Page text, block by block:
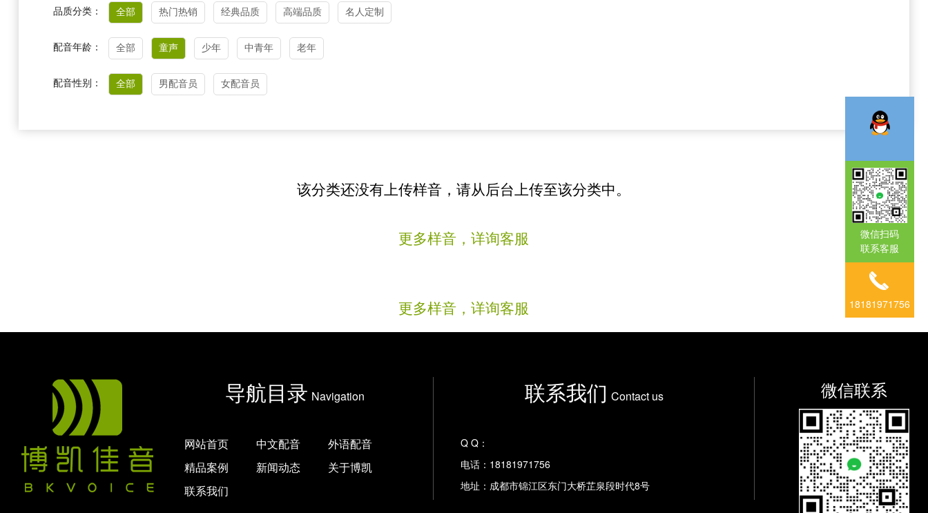
品质分类： 全部 热门热销 经典品质 高端品质 名人定制
配音年龄： 全部 童声 少年 中青年 老年
配音性别： 全部 男配音员 女配音员
该分类还没有上传样音，请从后台上传至该分类中。
更多样音，详询客服
更多样音，详询客服
导航目录 Navigation
网站首页 中文配音
外语配音
精品案例
新闻动态
关于博凯
联系我们
联系我们 Contact us
Q Q：
电话：18181971756
地址：成都市锦江区东门大桥芷泉段时代8号
微信联系
微信扫码
联系客服
18181971756